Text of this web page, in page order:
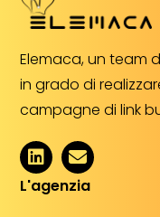
Elemaca, un team
in grado di
campagne di link
L'agenzia